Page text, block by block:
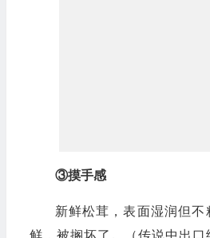
③摸手感
新鲜松茸，表面湿润但
鲜，被搁坏了。（传说中出